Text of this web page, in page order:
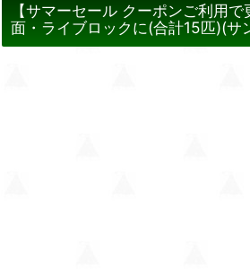
【サマーセール クーポンご利用
面・ライブロックに(合計15匹)(サ